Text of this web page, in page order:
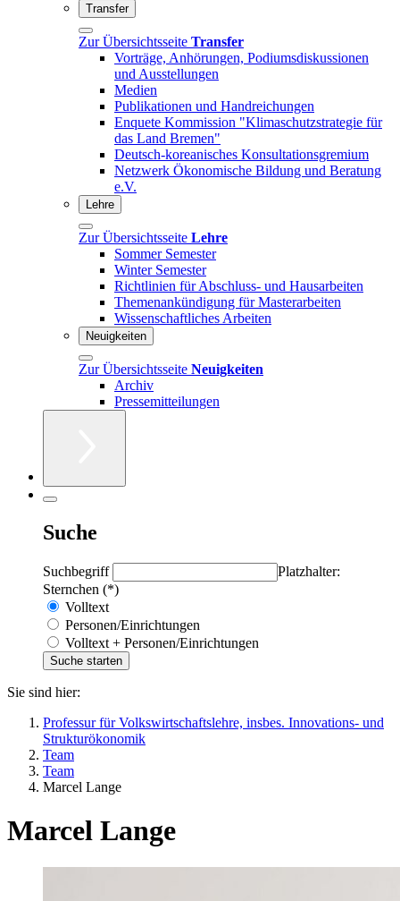
Transfer
Zur Übersichtsseite Transfer
Vorträge, Anhörungen, Podiumsdiskussionen
und Ausstellungen
Medien
Publikationen und Handreichungen
Enquete Kommission "Klimaschutzstrategie für
das Land Bremen"
Deutsch-koreanisches Konsultationsgremium
Netzwerk Ökonomische Bildung und Beratung
e.V.
Lehre
Zur Übersichtsseite Lehre
Sommer Semester
Winter Semester
Richtlinien für Abschluss- und Hausarbeiten
Themenankündigung für Masterarbeiten
Wissenschaftliches Arbeiten
Neuigkeiten
Zur Übersichtsseite Neuigkeiten
Archiv
Pressemitteilungen
Suche
Suchbegriff
Platzhalter:
Sternchen (*)
Volltext
Personen/Einrichtungen
Volltext + Personen/Einrichtungen
Sie sind hier:
Professur für Volkswirtschaftslehre, insbes. Innovations- und
Strukturökonomik
Team
Team
Marcel Lange
Marcel Lange